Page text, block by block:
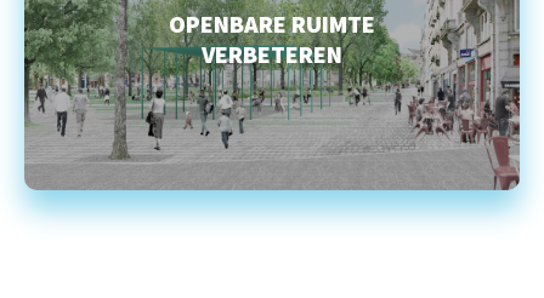
OPENBARE RUIMTE
VERBETEREN